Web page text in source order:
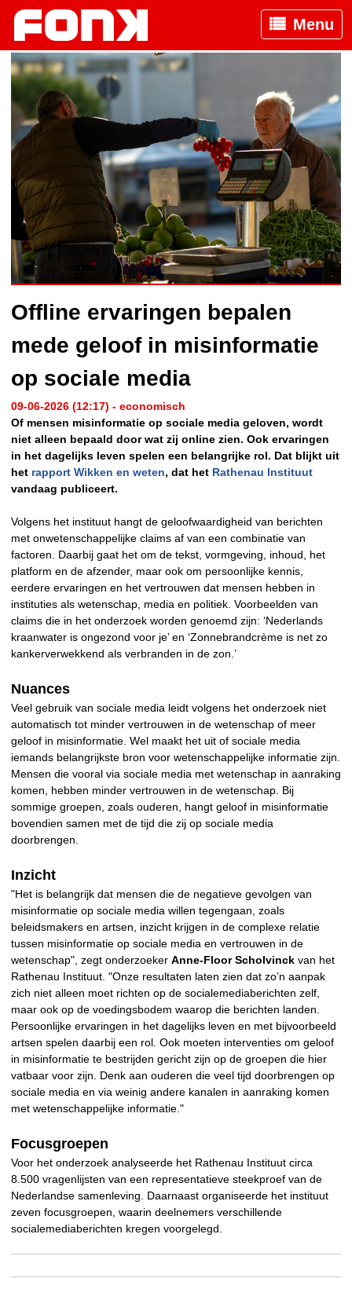
Menu
Offline ervaringen bepalen
mede geloof in misinformatie
op sociale media
09-06-2026 (12:17) - economisch
Of mensen misinformatie op sociale media geloven, wordt
niet alleen bepaald door wat zij online zien. Ook ervaringen
in het dagelijks leven spelen een belangrijke rol. Dat blijkt uit
het rapport Wikken en weten, dat het Rathenau Instituut
vandaag publiceert.
Volgens het instituut hangt de geloofwaardigheid van berichten
met onwetenschappelijke claims af van een combinatie van
factoren. Daarbij gaat het om de tekst, vormgeving, inhoud, het
platform en de afzender, maar ook om persoonlijke kennis,
eerdere ervaringen en het vertrouwen dat mensen hebben in
instituties als wetenschap, media en politiek. Voorbeelden van
claims die in het onderzoek worden genoemd zijn: ‘Nederlands
kraanwater is ongezond voor je’ en ‘Zonnebrandcrème is net zo
kankerverwekkend als verbranden in de zon.’
Nuances
Veel gebruik van sociale media leidt volgens het onderzoek niet
automatisch tot minder vertrouwen in de wetenschap of meer
geloof in misinformatie. Wel maakt het uit of sociale media
iemands belangrijkste bron voor wetenschappelijke informatie zijn.
Mensen die vooral via sociale media met wetenschap in aanraking
komen, hebben minder vertrouwen in de wetenschap. Bij
sommige groepen, zoals ouderen, hangt geloof in misinformatie
bovendien samen met de tijd die zij op sociale media
doorbrengen.
Inzicht
"Het is belangrijk dat mensen die de negatieve gevolgen van
misinformatie op sociale media willen tegengaan, zoals
beleidsmakers en artsen, inzicht krijgen in de complexe relatie
tussen misinformatie op sociale media en vertrouwen in de
wetenschap", zegt onderzoeker Anne-Floor Scholvinck van het
Rathenau Instituut. "Onze resultaten laten zien dat zo’n aanpak
zich niet alleen moet richten op de socialemediaberichten zelf,
maar ook op de voedingsbodem waarop die berichten landen.
Persoonlijke ervaringen in het dagelijks leven en met bijvoorbeeld
artsen spelen daarbij een rol. Ook moeten interventies om geloof
in misinformatie te bestrijden gericht zijn op de groepen die hier
vatbaar voor zijn. Denk aan ouderen die veel tijd doorbrengen op
sociale media en via weinig andere kanalen in aanraking komen
met wetenschappelijke informatie."
Focusgroepen
Voor het onderzoek analyseerde het Rathenau Instituut circa
8.500 vragenlijsten van een representatieve steekproef van de
Nederlandse samenleving. Daarnaast organiseerde het instituut
zeven focusgroepen, waarin deelnemers verschillende
socialemediaberichten kregen voorgelegd.